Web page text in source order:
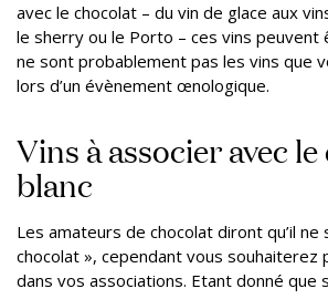
avec le chocolat – du vin de glace aux
le sherry ou le Porto – ces vins
ne sont probablement pas les vins que
lors d’un évènement œnologique.
Vins à associer avec
blanc
Les amateurs de chocolat diront qu’il ne
chocolat », cependant vous souhaiterez
dans vos associations. Etant donné que